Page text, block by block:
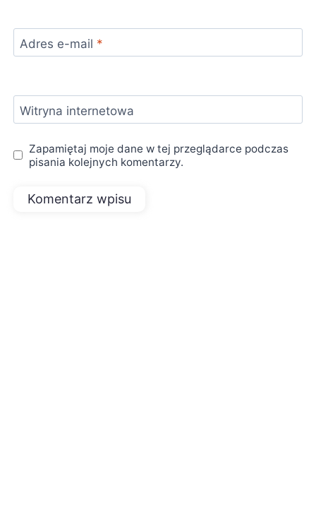
Adres e-mail *
Witryna internetowa
Zapamiętaj moje dane w tej przeglądarce podczas
pisania kolejnych komentarzy.